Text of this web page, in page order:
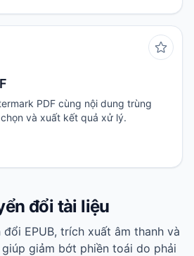
PDF cùng nội dung trùng
và xuất kết quả xử lý.
đổi tài liệu
EPUB, trích xuất âm thanh và
giảm bớt phiền toái do phải